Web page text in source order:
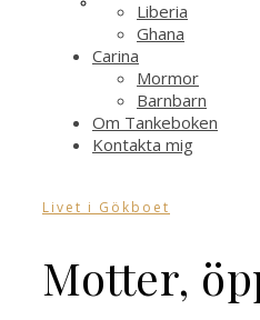
Liberia
Ghana
Carina
Mormor
Barnbarn
Om Tankeboken
Kontakta mig
Livet i Gökboet
Motter,